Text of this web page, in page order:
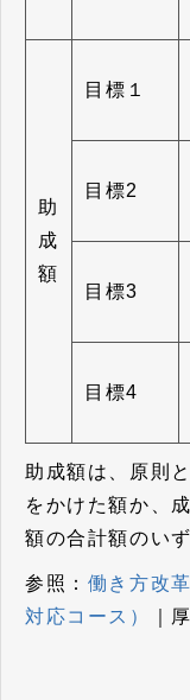
助
成
額
目標１
目標2
目標3
目標4
助成額は、原則
をかけた額か、
額の合計額のい
参照： 働き方改
対応コース）
｜